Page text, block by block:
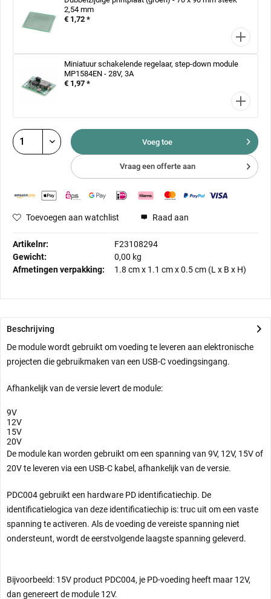
2,54 mm
€ 1,72 *
Miniatuur schakelende regelaar, step-down module
MP1584EN - 28V, 3A
€ 1,97 *
Voeg toe
Vraag een offerte aan
Toevoegen aan watchlist Raad aan
Artikelnr:
F23108294
Gewicht:
0,00 kg
Afmetingen verpakking:
1.8 cmx 1.1 cmx0.5 cm (L x B x H)
Beschrijving
De module wordt gebruikt om voeding te leveren aan elektronische
projecten die gebruikmaken van een USB-C voedingsingang.
Afhankelijk van de versie levert de module:
9V
12V
15V
20V
De module kan worden gebruikt om een spanning van 9V, 12V, 15V of
20V te leveren via een USB-C kabel, afhankelijk van de versie.
PDC004 gebruikt een hardware PD identificatiechip. De
identificatielogica van deze identificatiechip is: truc uit om een vaste
spanning te activeren. Als de voeding de vereiste spanning niet
ondersteunt, wordt de eerstvolgende laagste spanning geleverd.
Bijvoorbeeld: 15V product PDC004, je PD-voeding heeft maar 12V,
dan genereert de module 12V.